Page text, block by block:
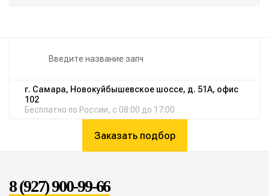
г. Самара, Новокуйбышевское шоссе, д. 51А, офис
102
Бесплатно по России, с 08:00 до 17:00
Заказать подбор
8 (927) 900-99-66